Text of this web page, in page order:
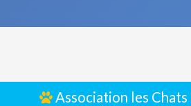
Association les